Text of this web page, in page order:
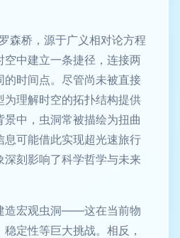
森桥，源于广义相对论方程
空中建立一条捷径，连接两
的时间点。尽管尚未被直接
为理解时空的拓扑结构提供
中，虫洞常被描绘为扭曲
息可能借此实现超光速旅行
深刻影响了科学哲学与未来
造宏观虫洞——这在当前物
定性等巨大挑战。相反，